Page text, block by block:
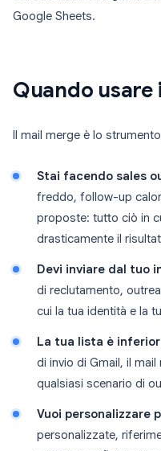
Google Sheets.
Quando usare
Il mail merge è lo
Stai facendo sales
freddo, follow-up
proposte: tutto ciò in
drasticamente il
Devi inviare dal tuo
di reclutamento,
cui la tua identità e la
La tua lista è
di invio di Gmail, il
qualsiasi scenario di
Vuoi personalizzare
personalizzate,